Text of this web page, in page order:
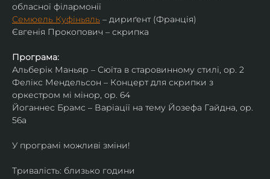
обласної філармонії
Семюель Куфіньяль – дириґент (Франція)
Євгенія Прокопович – скрипка
Програма:
Альберік Маньяр – Сюїта в старовинному стилі, ор. 2
Фелікс Мендельсон – Концерт для скрипки з
оркестром мі мінор, ор. 64
Йоганнес Брамс – Варіації на тему Йозефа Гайдна, ор.
56a
У програмі можливі зміни!
Тривалість: близько години